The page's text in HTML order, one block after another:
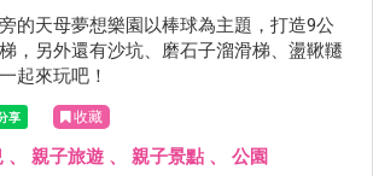
的天母夢想樂園以棒球為主題，打造9公
，另外還有沙坑、磨石子溜滑梯、盪鞦韆
起來玩吧！
收藏
、 親子旅遊 、 親子景點 、 公園